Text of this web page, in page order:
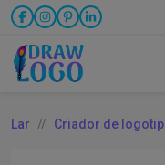
Lar Criador de